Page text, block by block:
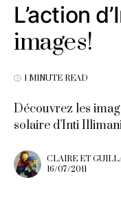
L’action
images!
1 MINUTE READ
Découvrez les
solaire d’Inti
CLAIRE ET
16/07/2011